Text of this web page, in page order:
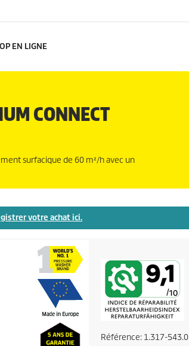
EN LIGNE
CONNECT
surfacique de 60 m²/h avec un
votre achat ici.
Référence: 1.317-543.0